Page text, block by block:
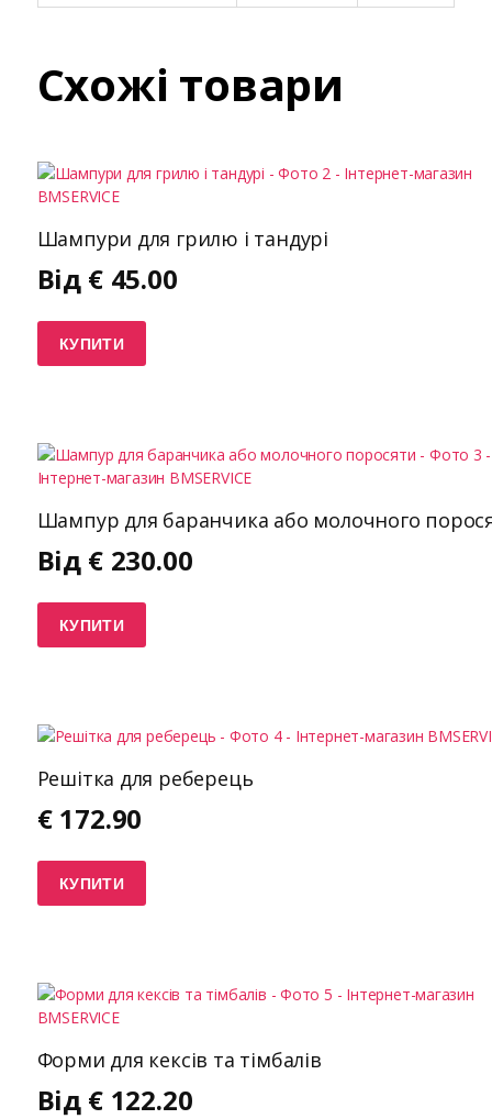
Схожі товари
Шампури для грилю і тандурі
Від € 45.00
КУПИТИ
Шампур для баранчика або молочного
Від € 230.00
КУПИТИ
Решітка для реберець
€ 172.90
КУПИТИ
Форми для кексів та тімбалів
Від € 122.20